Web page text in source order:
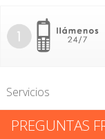
Servicios
Marusia Eva
PREGUNTAS